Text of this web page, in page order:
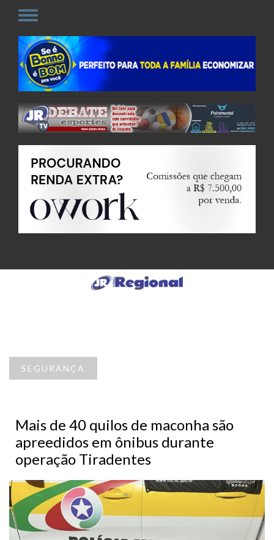
SEGURANÇA
Mais de 40 quilos de maconha são
apreedidos em ônibus durante
operação Tiradentes